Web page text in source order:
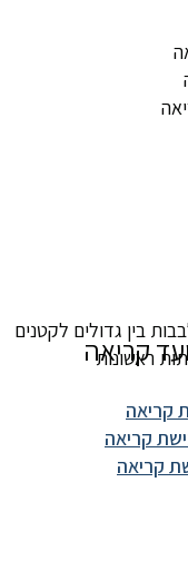
בין גדולים לקטנים
ראשונות
קריאה
קריאה
קריאה
קריאה